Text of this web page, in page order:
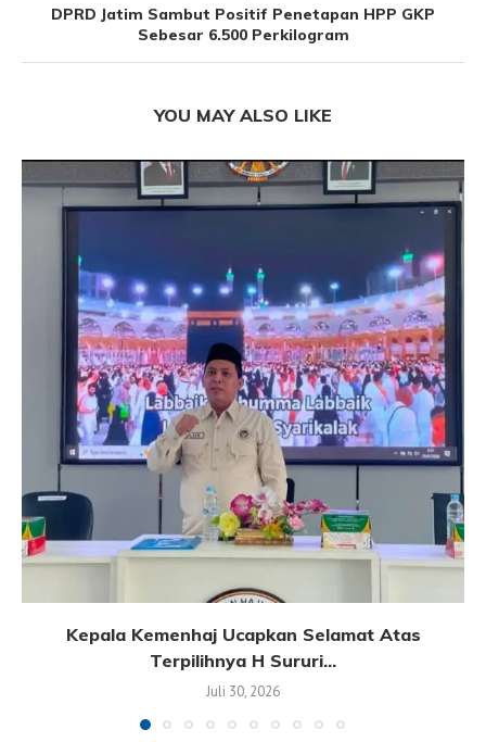
DPRD Jatim Sambut Positif Penetapan HPP GKP
Sebesar 6.500 Perkilogram
YOU MAY ALSO LIKE
Kepala Kemenhaj Ucapkan Selamat Atas
Terpilihnya H Sururi...
Juli 30, 2026